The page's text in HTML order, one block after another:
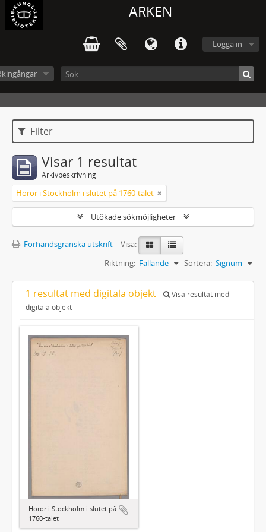
ARKEN
Logga in
Filter
Visar 1 resultat
Arkivbeskrivning
Horor i Stockholm i slutet på 1760-talet
Utökade sökmöjligheter
Förhandsgranska utskrift
Visa:
Sortera: Signum
Riktning: Fallande
1 resultat med digitala objekt
Visa resultat med
digitala objekt
Horor i Stockholm i slutet på
1760-talet